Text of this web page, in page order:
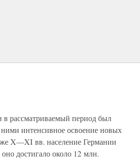
рассматриваемый период был
интенсивное освоение новых
X—XI вв. население Германии
достигало около 12 млн.